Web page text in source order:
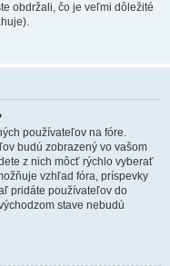
obdržali, čo je veľmi dôležité
používateľov na fóre.
budú zobrazený vo vašom
z nich môcť rýchlo vyberať
vzhľad fóra, príspevky
pridáte používateľov do
stave nebudú